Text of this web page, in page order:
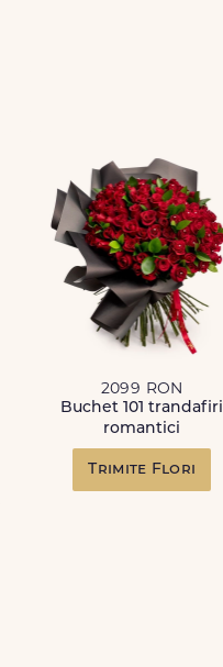
2099 RON
Buchet 101 trandafiri
romantici
Trimite Flori